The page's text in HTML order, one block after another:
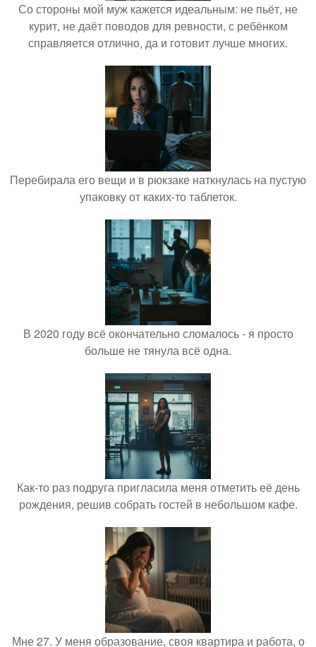
Со стороны мой муж кажется идеальным: не пьёт, не
курит, не даёт поводов для ревности, с ребёнком
справляется отлично, да и готовит лучше многих.
Перебирала его вещи и в рюкзаке наткнулась на пустую
упаковку от каких-то таблеток.
В 2020 году всё окончательно сломалось - я просто
больше не тянула всё одна.
Как-то раз подруга пригласила меня отметить её день
рождения, решив собрать гостей в небольшом кафе.
Мне 27. У меня образование, своя квартира и работа, о